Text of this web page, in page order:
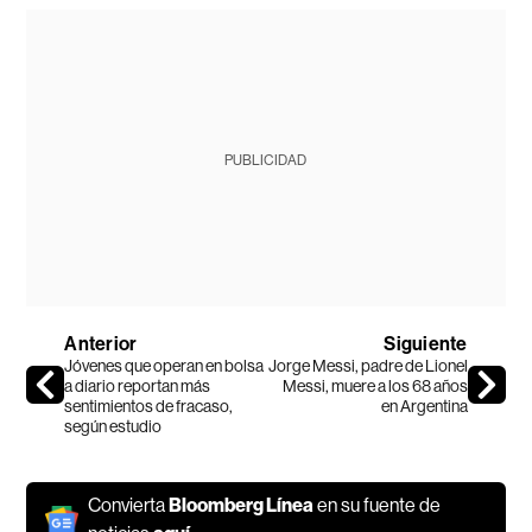
PUBLICIDAD
Anterior
Jóvenes que operan en bolsa
a diario reportan más
sentimientos de fracaso,
según estudio
Siguiente
Jorge Messi, padre de Lionel
Messi, muere a los 68 años
en Argentina
ConviertaBloomberg Línea en su fuente de